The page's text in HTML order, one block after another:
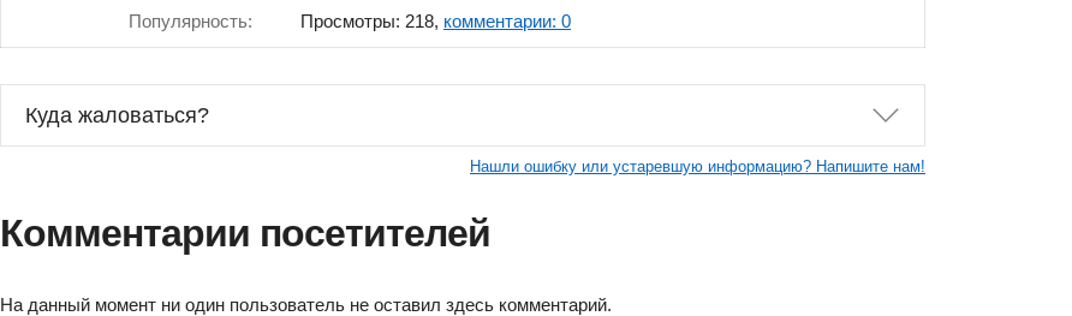
Популярность: Просмотры: 218, комментарии: 0
Куда жаловаться?
Нашли ошибку или устаревшую информацию? Напишите нам!
Комментарии посетителей
На данный момент ни один пользователь не оставил здесь комментарий.